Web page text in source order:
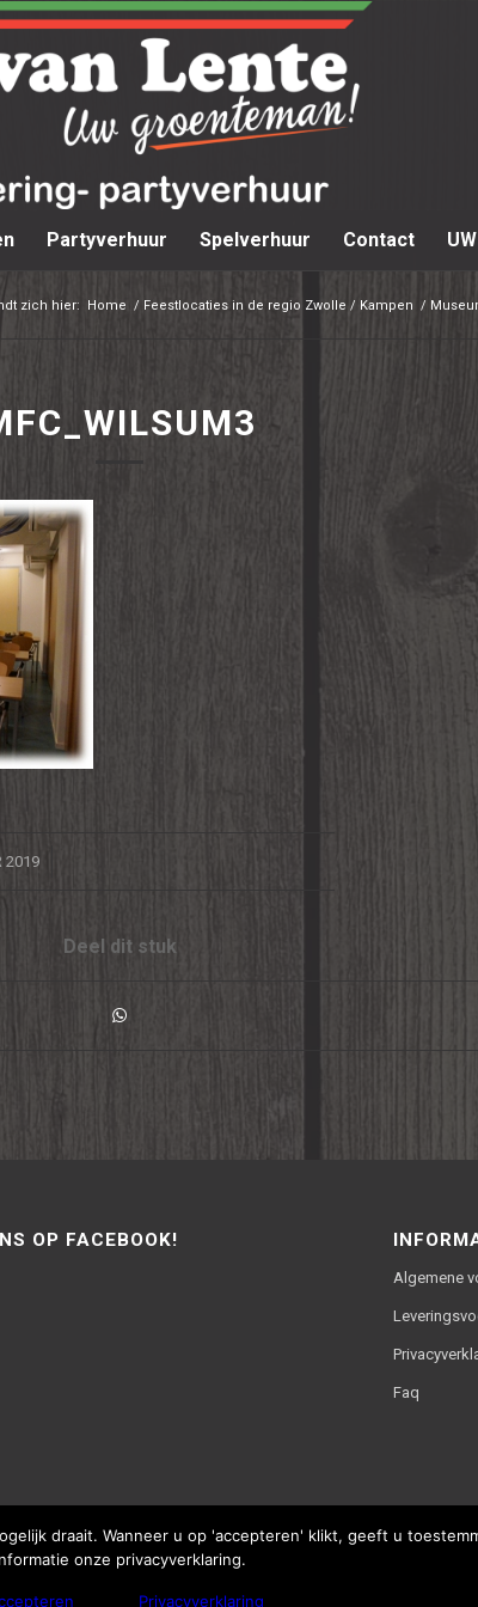
Partyverhuur Spelverhuur Contact
zich hier: Home / Feestlocaties in de regio Zwolle / Kampen /
2019
Deel dit stuk
OP FACEBOOK!
Algemene
Faq
draait. Wanneer u op 'accepteren' klikt, geeft u
onze privacyverklaring.
Privacyverklaring